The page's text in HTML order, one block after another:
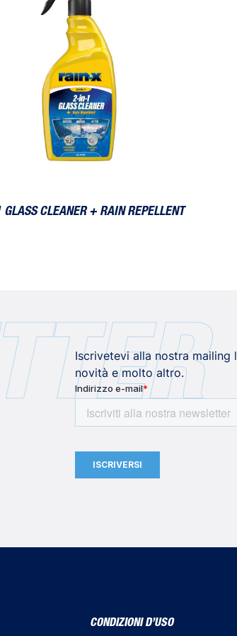
CLEANER + RAIN REPELLENT
Iscrivetevi alla nostra mailing
novità e molto altro.
CONDIZIONI D’USO